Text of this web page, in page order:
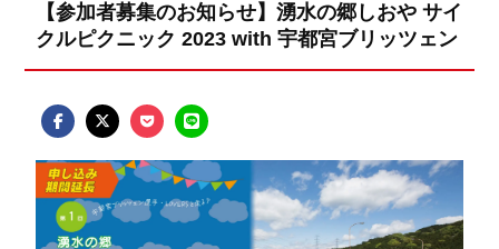
【参加者募集のお知らせ】湧水の郷しおや サイ
クルピクニック 2023 with 宇都宮ブリッツェン